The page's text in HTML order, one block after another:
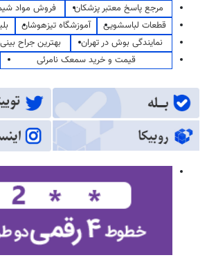
مرجع پاسخ معتبر پزشکان
فروش مواد
قطعات لباسشویی
آموزشگاه تیزهوشان
نمایندگی بوش در تهران
بهترین جراح بینی
قیمت و خرید سمعک نامرئی